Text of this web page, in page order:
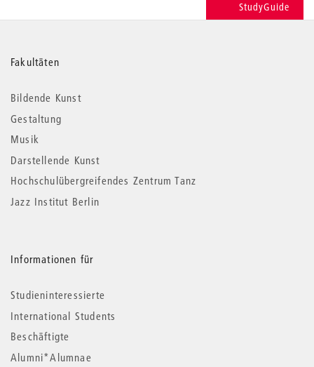
StudyGuide
Weitere
Informationen
Fakultäten
Bildende Kunst
Gestaltung
Musik
Darstellende Kunst
Hochschulübergreifendes Zentrum Tanz
Jazz Institut Berlin
Informationen für
Studieninteressierte
International Students
Beschäftigte
Alumni*Alumnae